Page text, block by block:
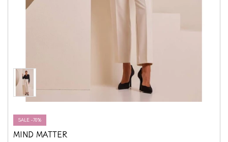
SALE -70%
MIND MATTER